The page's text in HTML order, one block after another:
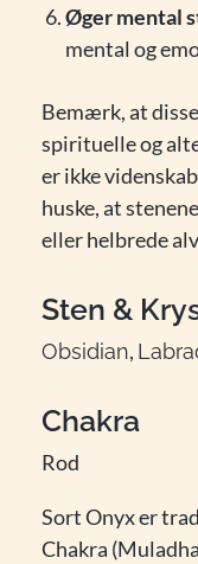
Øger mental
mental og
Bemærk, at
spirituelle og
er ikke
huske, at
eller helbrede
Sten &
Obsidian,
Chakra
Rod
Sort Onyx er
Chakra